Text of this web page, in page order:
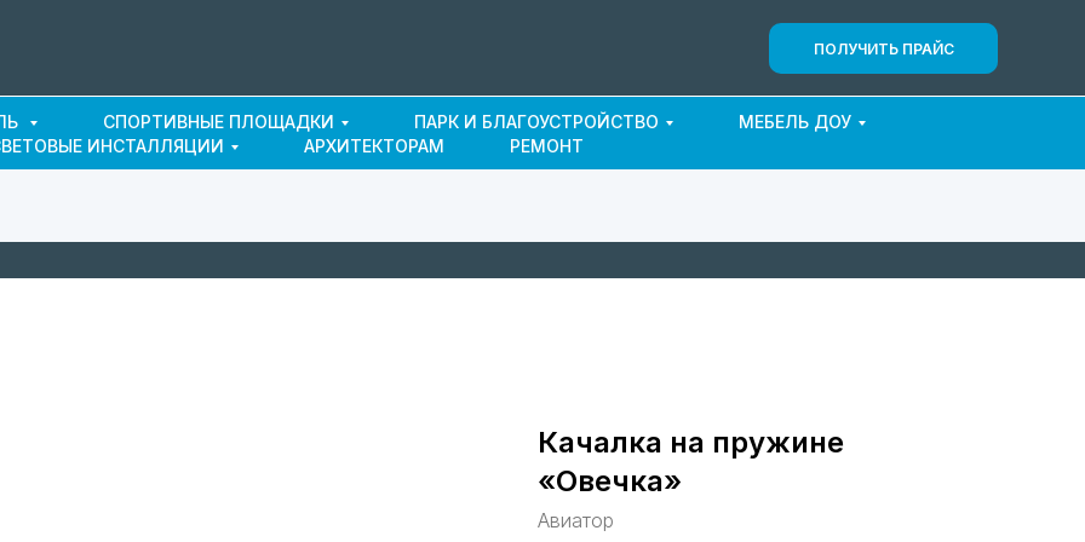
ПОЛУЧИТЬ ПРАЙС
СПОРТИВНЫЕ ПЛОЩАДКИ ПАРК И БЛАГОУСТРОЙСТВО
МЕБЕЛЬ ДОУ
ИНСТАЛЛЯЦИИ
АРХИТЕКТОРАМ РЕМОНТ
Качалка на пружине
«Овечка»
Авиатор